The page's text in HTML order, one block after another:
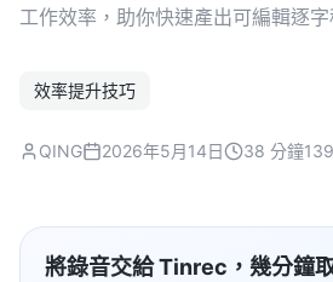
工作效率，助你快速產出可編輯逐字
效率提升技巧
QING 2026年5月14日 38 分鐘
將錄音交給 Tinrec，幾分鐘